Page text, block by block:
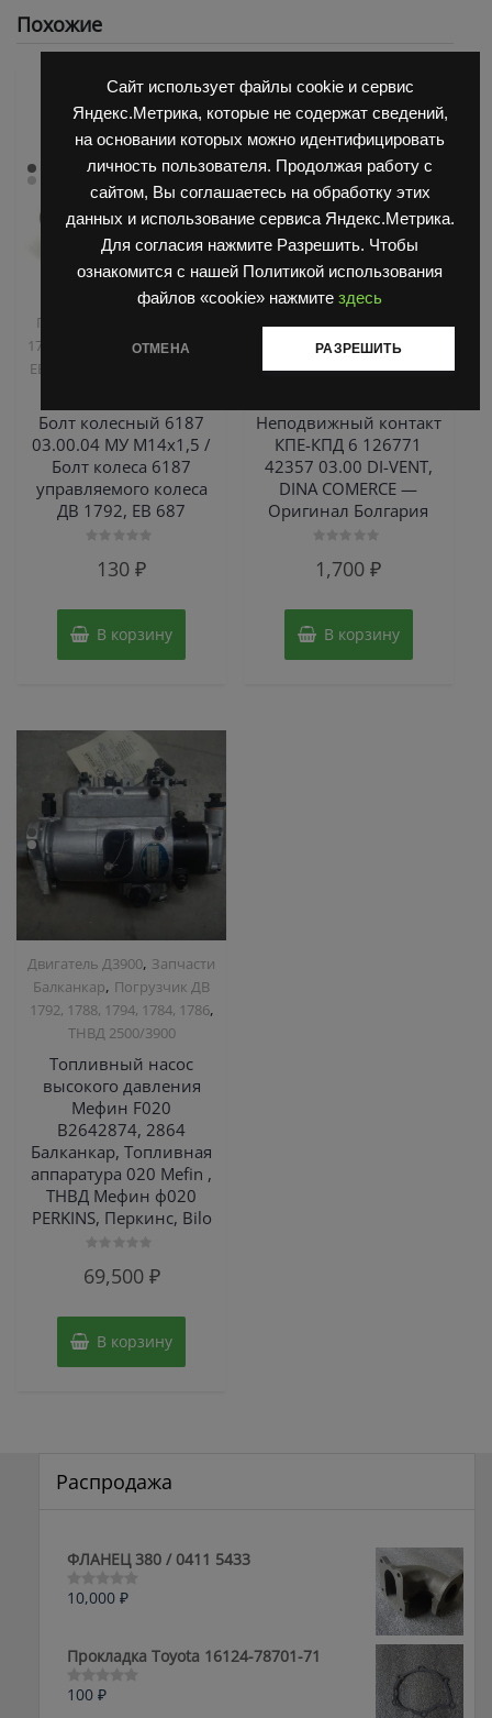
Сайт использует файлы cookie и сервис
Яндекс.Метрика, которые не содержат сведений,
на основании которых можно идентифицировать
личность пользователя. Продолжая работу с
сайтом, Вы соглашаетесь на обработку этих
данных и использование сервиса Яндекс.Метрика.
Для согласия нажмите Разрешить. Чтобы
ознакомится с нашей Политикой использования
файлов «cookie» нажмите здесь
ОТМЕНА РАЗРЕШИТЬ
Похожие
Запчасти Балканкар,
Погрузчик ДВ 1792, 1788,
1794, 1784, 1786,Погрузчик
ЕВ 687
Болт колесный 6187
03.00.04 МУ М14х1,5 /
Болт колеса 6187
управляемого колеса
ДВ 1792, ЕВ 687
130₽
В корзину
Запчасти Балканкар
Запчасти ЕП 001 / ЕП 006 /
ЕП 011 / ЕС 301,Погрузчик
ЕВ 687,Погрузчик ЕВ 717,
Неподвижный контакт
КПЕ-КПД 6 126771
42357 03.00 DI-VENT,
DINA COMERCE —
Оригинал Болгария
0
из
1,700₽
В корзину
Двигатель Д3900, Запчасти
Балканкар, Погрузчик ДВ
1792, 1788, 1794, 1784, 1786,
ТНВД 2500/3900
Топливный насос
высокого давления
Мефин F020
B2642874, 2864
Балканкар, Топливная
аппаратура 020 Mefin ,
ТНВД Мефин ф020
PERKINS, Перкинс, Bilo
0
69,500 ₽
В корзину
Распродажа
ФЛАНЕЦ 380 / 0411 5433
Оценка
5
10,000 ₽
Прокладка Toyota 16124-78701-71
Оценка
100 ₽